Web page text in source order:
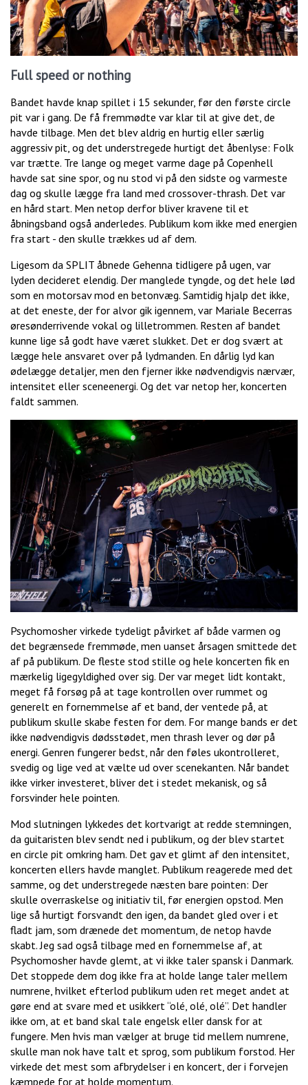
Full speed or nothing
Bandet havde knap spillet i 15 sekunder, før den første circle
pit var i gang. De få fremmødte var klar til at give det, de
havde tilbage. Men det blev aldrig en hurtig eller særlig
aggressiv pit, og det understregede hurtigt det åbenlyse: Folk
var trætte. Tre lange og meget varme dage på Copenhell
havde sat sine spor, og nu stod vi på den sidste og varmeste
dag og skulle lægge fra land med crossover-thrash. Det var
en hård start. Men netop derfor bliver kravene til et
åbningsband også anderledes. Publikum kom ikke med energien
fra start - den skulle trækkes ud af dem.
Ligesom da SPLIT åbnede Gehenna tidligere på ugen, var
lyden decideret elendig. Der manglede tyngde, og det hele lød
som en motorsav mod en betonvæg. Samtidig hjalp det ikke,
at det eneste, der for alvor gik igennem, var Mariale Becerras
øresønderrivende vokal og lilletrommen. Resten af bandet
kunne lige så godt have været slukket. Det er dog svært at
lægge hele ansvaret over på lydmanden. En dårlig lyd kan
ødelægge detaljer, men den fjerner ikke nødvendigvis nærvær,
intensitet eller sceneenergi. Og det var netop her, koncerten
faldt sammen.
Psychomosher virkede tydeligt påvirket af både varmen og
det begrænsede fremmøde, men uanset årsagen smittede det
af på publikum. De fleste stod stille og hele koncerten fik en
mærkelig ligegyldighed over sig. Der var meget lidt kontakt,
meget få forsøg på at tage kontrollen over rummet og
generelt en fornemmelse af et band, der ventede på, at
publikum skulle skabe festen for dem. For mange bands er det
ikke nødvendigvis dødsstødet, men thrash lever og dør på
energi. Genren fungerer bedst, når den føles ukontrolleret,
svedig og lige ved at vælte ud over scenekanten. Når bandet
ikke virker investeret, bliver det i stedet mekanisk, og så
forsvinder hele pointen.
Mod slutningen lykkedes det kortvarigt at redde stemningen,
da guitaristen blev sendt ned i publikum, og der blev startet
en circle pit omkring ham. Det gav et glimt af den intensitet,
koncerten ellers havde manglet. Publikum reagerede med det
samme, og det understregede næsten bare pointen: Der
skulle overraskelse og initiativ til, før energien opstod. Men
lige så hurtigt forsvandt den igen, da bandet gled over i et
fladt jam, som drænede det momentum, de netop havde
skabt. Jeg sad også tilbage med en fornemmelse af, at
Psychomosher havde glemt, at vi ikke taler spansk i Danmark.
Det stoppede dem dog ikke fra at holde lange taler mellem
numrene, hvilket efterlod publikum uden ret meget andet at
gøre end at svare med et usikkert “olé, olé, olé”. Det handler
ikke om, at et band skal tale engelsk eller dansk for at
fungere. Men hvis man vælger at bruge tid mellem numrene,
skulle man nok have talt et sprog, som publikum forstod. Her
virkede det mest som afbrydelser i en koncert, der i forvejen
kæmpede for at holde momentum.